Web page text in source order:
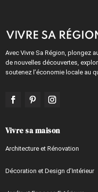
Avec Vivre Sa Région, plongez
de nouvelles découvertes,
soutenez l’économie locale au
Vivre sa maison
Architecture et Rénovation
Décoration et Design d’Intérieur